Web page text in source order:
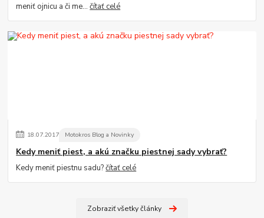
meniť ojnicu a či me...čítať celé
18.07.2017 Motokros Blog a Novinky
Kedy meniť piest, a akú značku piestnej sady vybrať?
Kedy meniť piestnu sadu?čítať celé
Zobraziť všetky články